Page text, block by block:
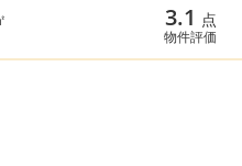
3.1 点
物件評価